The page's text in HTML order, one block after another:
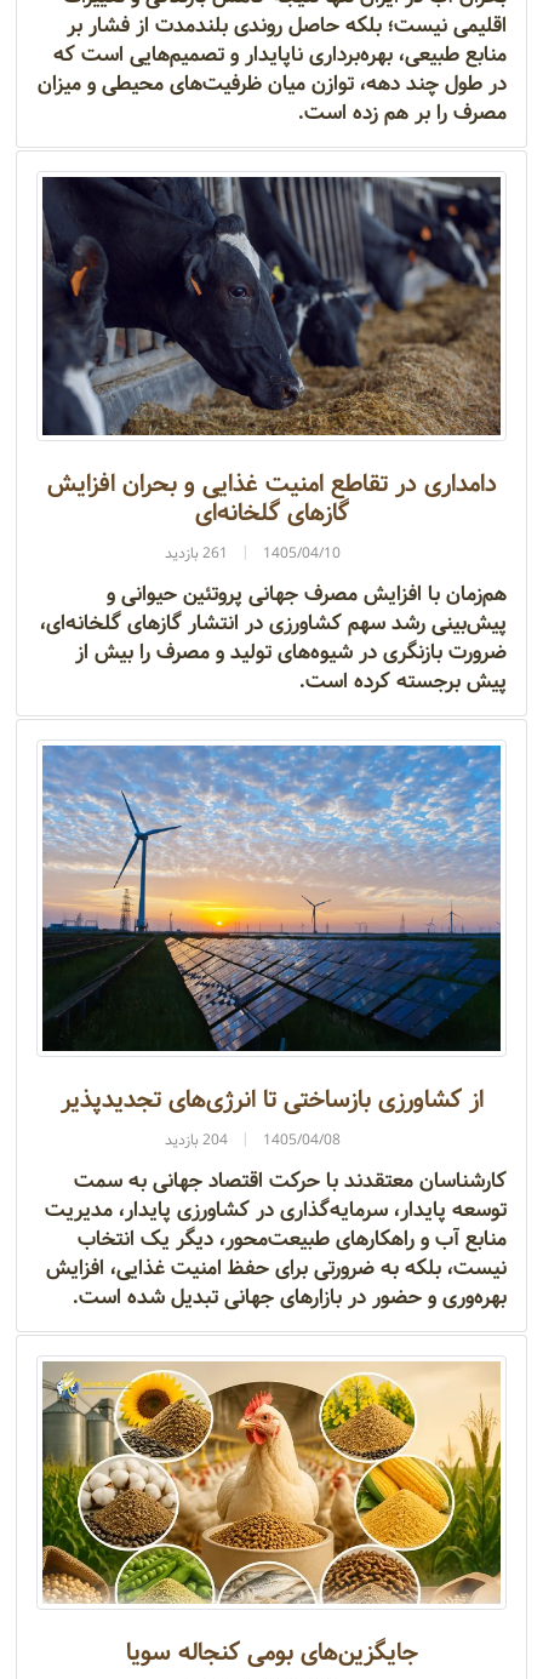
اقلیمی نیست؛ بلکه حاصل روندی بلندمدت از فشار بر
منابع طبیعی، بهره‌برداری ناپایدار و تصمیم‌هایی است که
در طول چند دهه، توازن میان ظرفیت‌های محیطی و میزان
مصرف را بر هم زده است.
دامداری در تقاطع امنیت غذایی و بحران افزایش
گازهای گلخانه‌ای
1405/04/10 261 بازدید
هم‌زمان با افزایش مصرف جهانی پروتئین حیوانی و
پیش‌بینی رشد سهم کشاورزی در انتشار گازهای گلخانه‌ای،
ضرورت بازنگری در شیوه‌های تولید و مصرف را بیش از
پیش برجسته کرده است.
از کشاورزی بازساختی تا انرژی‌های تجدیدپذیر
1405/04/08 204 بازدید
کارشناسان معتقدند با حرکت اقتصاد جهانی به سمت
توسعه پایدار، سرمایه‌گذاری در کشاورزی پایدار، مدیریت
منابع آب و راهکارهای طبیعت‌محور، دیگر یک انتخاب
نیست، بلکه به ضرورتی برای حفظ امنیت غذایی، افزایش
بهره‌وری و حضور در بازارهای جهانی تبدیل شده است.
جایگزین‌های بومی کنجاله سویا